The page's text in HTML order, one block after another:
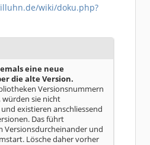
wiki/doku.php?
eine neue
die alte Version.
Versionsnummern
würden sie nicht
existieren anschliessend
Das führt
Versionsdurcheinander und
Lösche daher vorher